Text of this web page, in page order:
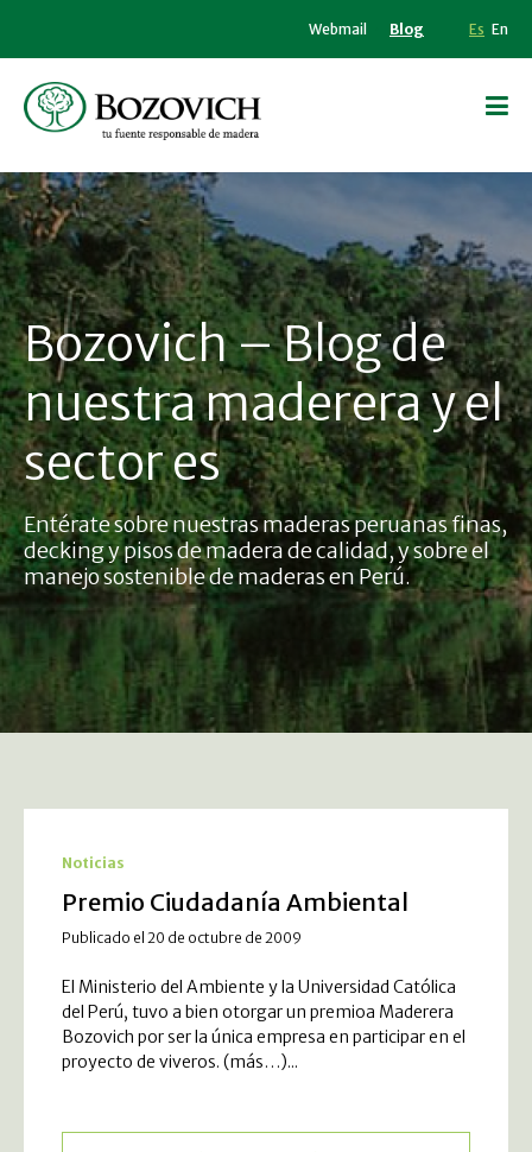
Webmail Blog Es En
Bozovich – Blog de
nuestra maderera y el
sector es
Entérate sobre nuestras maderas peruanas finas,
decking y pisos de madera de calidad, y sobre el
manejo sostenible de maderas en Perú.
Noticias
Premio Ciudadanía Ambiental
Publicado el 20 de octubre de 2009
El Ministerio del Ambiente y la Universidad Católica
del Perú, tuvo a bien otorgar un premioa Maderera
Bozovich por ser la única empresa en participar en el
proyecto de viveros. (más…)...